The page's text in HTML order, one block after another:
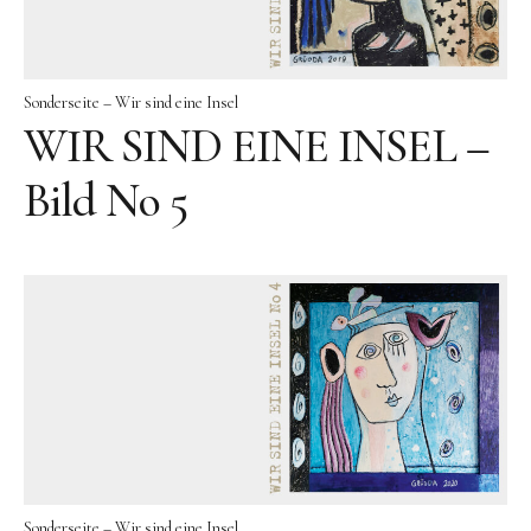
Literatur
Kontakt
Wegbeschreibung
Datenschutz
Sonderseite – Wir sind eine Insel
WIR SIND EINE INSEL –
Bild No 5